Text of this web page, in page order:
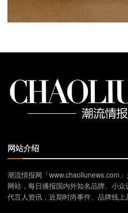
网站介绍
潮流情报网「www.chaoliunews.com
网站，每日播报国内外知名品牌、小
代言人资讯，近期时尚事件、品牌线上